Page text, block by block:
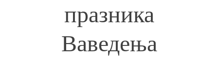
празника
Ваведења